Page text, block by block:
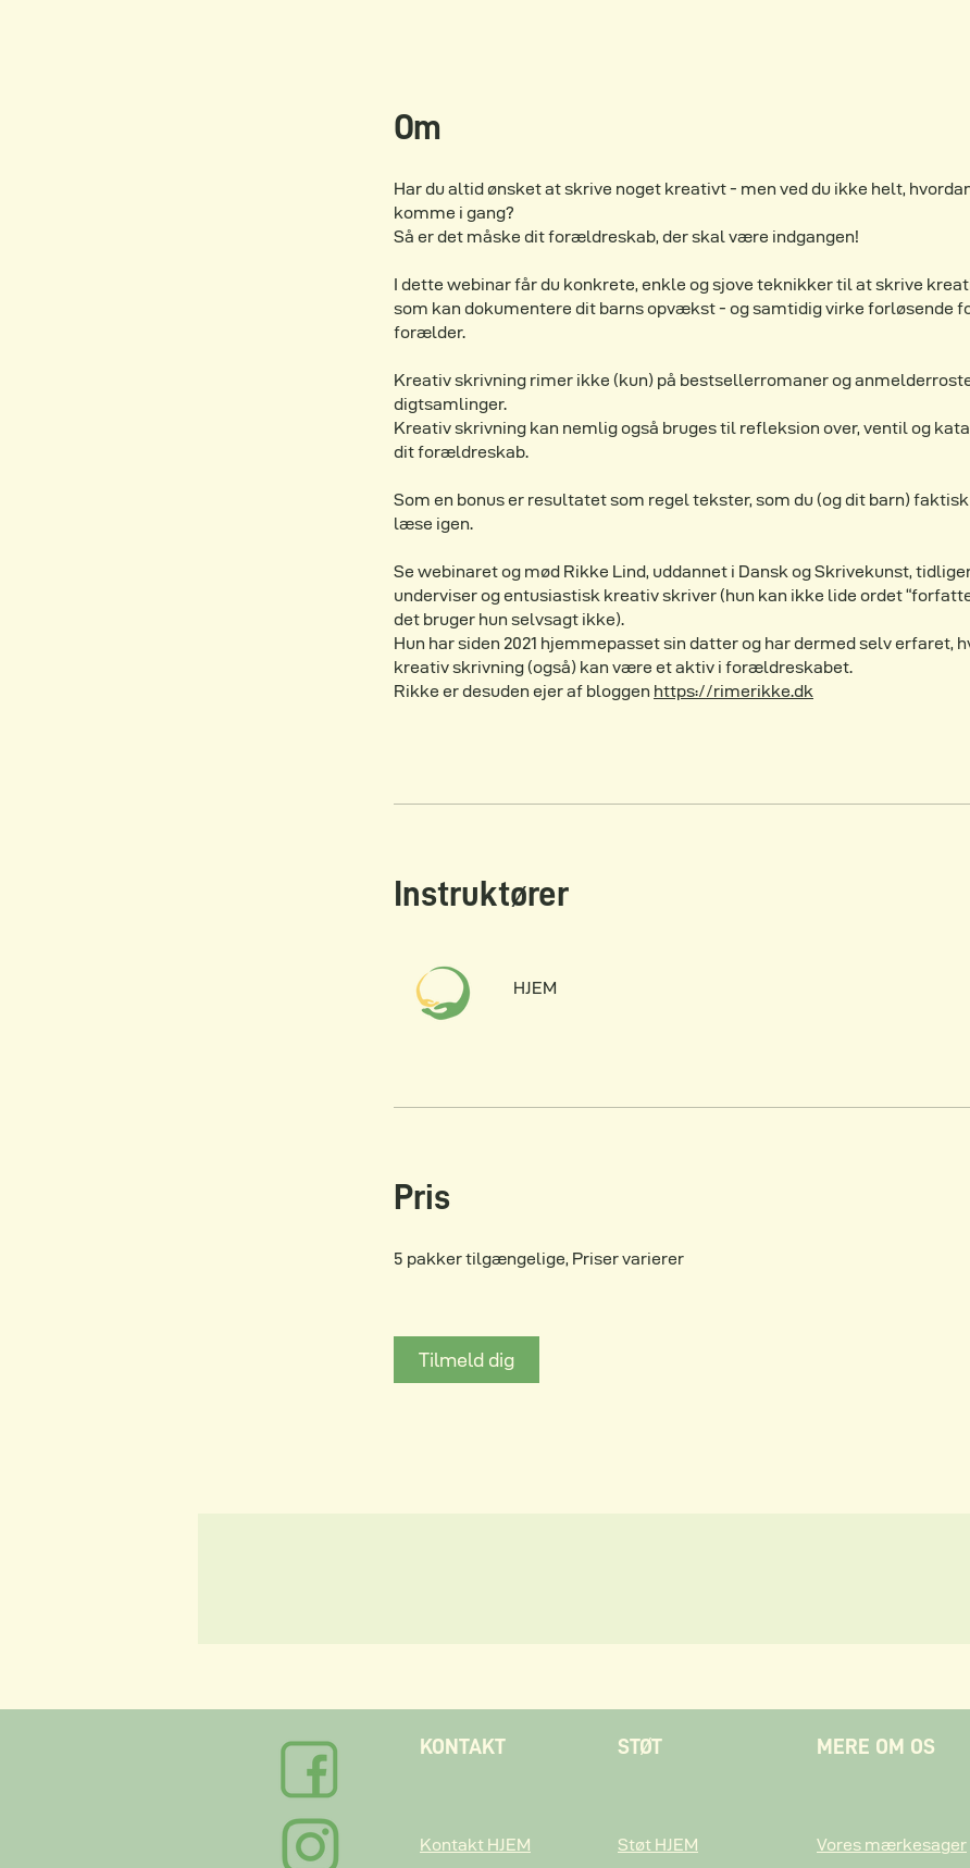
Om
Har du altid ønsket at skrive noget kreativt - men ved du ikke helt,
komme i gang?
Så er det måske dit forældreskab, der skal være indgangen!
I dette webinar får du konkrete, enkle og sjove teknikker til at skrive
som kan dokumentere dit barns opvækst - og samtidig virke forløsende
forælder.
Kreativ skrivning rimer ikke (kun) på bestsellerromaner og
digtsamlinger.
Kreativ skrivning kan nemlig også bruges til refleksion over, ventil og
dit forældreskab.
Som en bonus er resultatet som regel tekster, som du (og dit barn)
læse igen.
Se webinaret og mød Rikke Lind, uddannet i Dansk og Skrivekunst,
underviser og entusiastisk kreativ skriver (hun kan ikke lide ordet
det bruger hun selvsagt ikke).
Hun har siden 2021 hjemmepasset sin datter og har dermed selv erfaret,
kreativ skrivning (også) kan være et aktiv i forældreskabet.
Rikke er desuden ejer af bloggen https://rimerikke.dk
Instruktører
HJEM
Pris
5 pakker tilgængelige, Priser varierer
Tilmeld dig
KONTAKT STØT
Støt HJEM
Kontakt HJEM
MERE OM OS
Vores mærkesager